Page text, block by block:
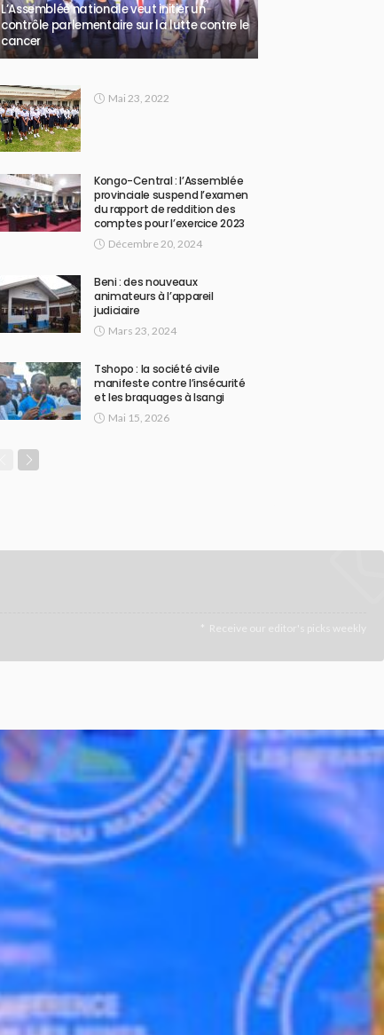
L’Assemblée nationale veut initier un
contrôle parlementaire sur la lutte contre le
cancer
Mai 23, 2022
Kongo-Central : l’Assemblée
provinciale suspend l’examen
du rapport de reddition des
comptes pour l’exercice 2023
Décembre 20, 2024
Beni : des nouveaux
animateurs à l’appareil
judiciaire
Mars 23, 2024
Tshopo : la société civile
manifeste contre l’insécurité
et les braquages à Isangi
Mai 15, 2026
Receive our editor's picks weekly